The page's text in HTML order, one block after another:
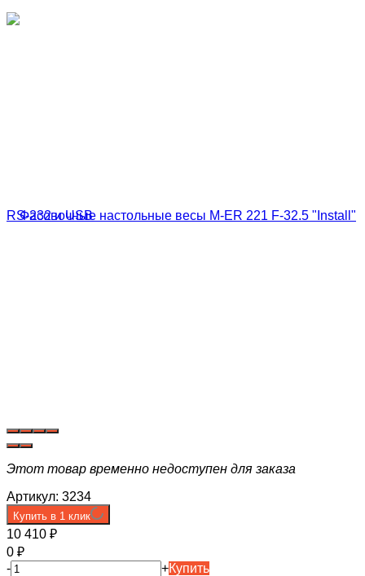
Этот товар временно недоступен для заказа
Артикул: 3234
Купить в 1 клик
10 410 ₽
0 ₽
-
+Купить